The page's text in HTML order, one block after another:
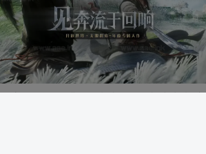
《浪剑传说》经典传奇类端游服务端+七大陆+宠